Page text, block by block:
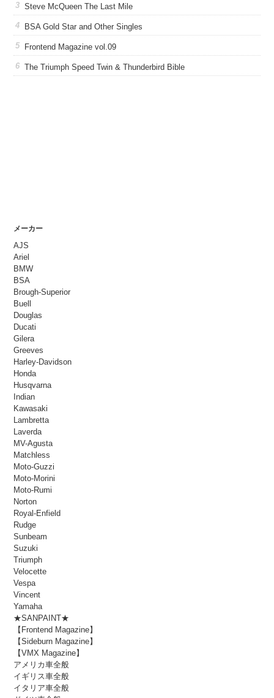
Steve McQueen The Last Mile
BSA Gold Star and Other Singles
Frontend Magazine vol.09
The Triumph Speed Twin & Thunderbird Bible
メーカー
AJS
Ariel
BMW
BSA
Brough-Superior
Buell
Douglas
Ducati
Gilera
Greeves
Harley-Davidson
Honda
Husqvarna
Indian
Kawasaki
Lambretta
Laverda
MV-Agusta
Matchless
Moto-Guzzi
Moto-Morini
Moto-Rumi
Norton
Royal-Enfield
Rudge
Sunbeam
Suzuki
Triumph
Velocette
Vespa
Vincent
Yamaha
★SANPAINT★
【Frontend Magazine】
【Sideburn Magazine】
【VMX Magazine】
アメリカ車全般
イギリス車全般
イタリア車全般